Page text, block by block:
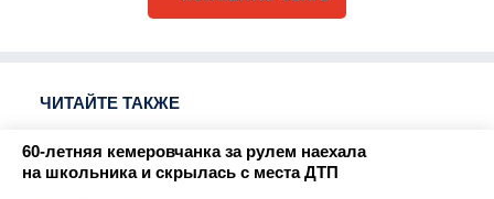
ЧИТАЙТЕ ТАКЖЕ
60-летняя кемеровчанка за рулем наехала
на школьника и скрылась с места ДТП